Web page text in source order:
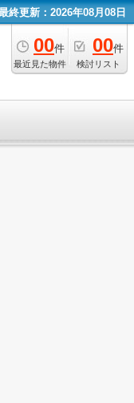
終更新：2026年08月08日
00件
最近見た物件
00件
検討リスト